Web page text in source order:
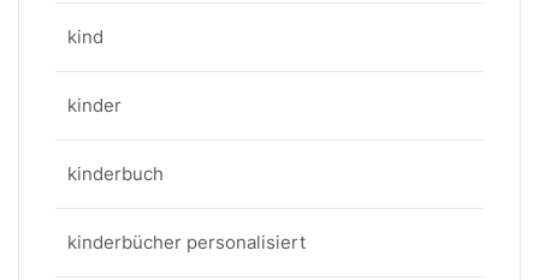
kind
kinder
kinderbuch
kinderbücher personalisiert